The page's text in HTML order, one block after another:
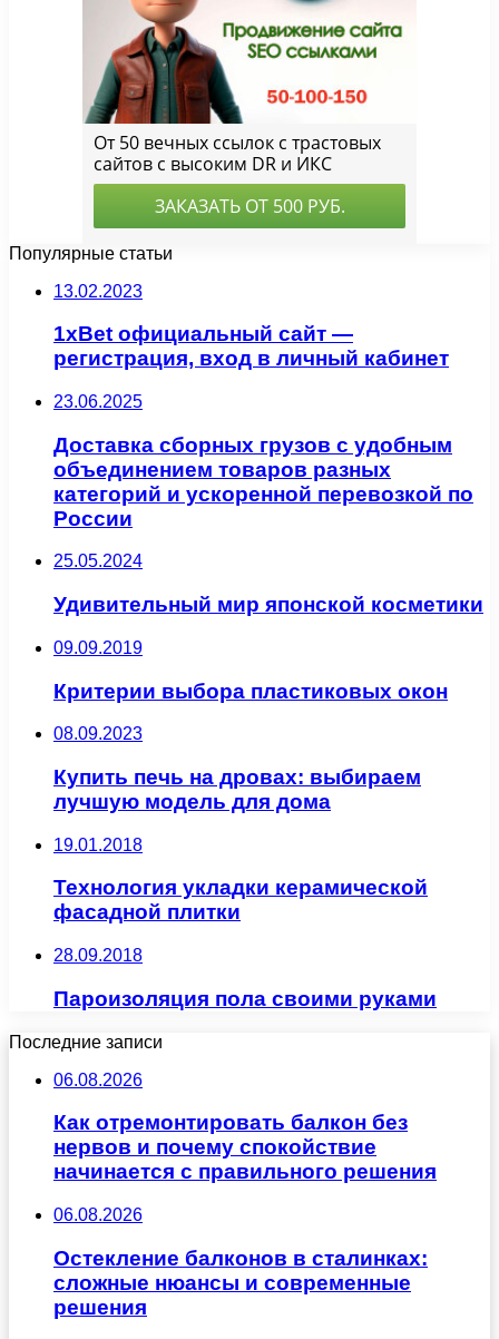
Популярные статьи
13.02.2023
1xBet официальный сайт —
регистрация, вход в личный кабинет
23.06.2025
Доставка сборных грузов с удобным
объединением товаров разных
категорий и ускоренной перевозкой по
России
25.05.2024
Удивительный мир японской косметики
09.09.2019
Критерии выбора пластиковых окон
08.09.2023
Купить печь на дровах: выбираем
лучшую модель для дома
19.01.2018
Технология укладки керамической
фасадной плитки
28.09.2018
Пароизоляция пола своими руками
Последние записи
06.08.2026
Как отремонтировать балкон без
нервов и почему спокойствие
начинается с правильного решения
06.08.2026
Остекление балконов в сталинках:
сложные нюансы и современные
решения